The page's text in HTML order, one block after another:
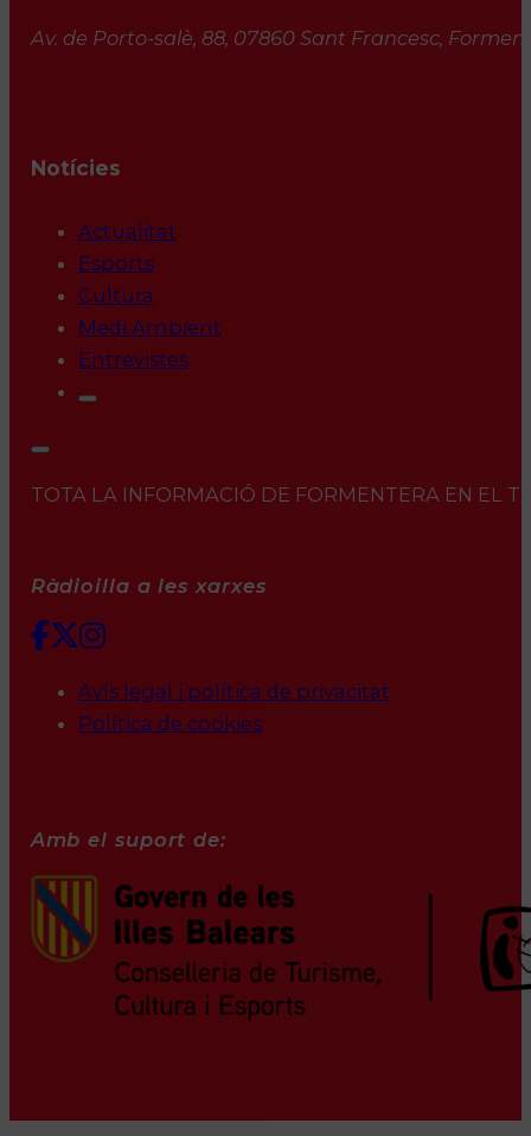
Av. de Porto-salè, 88, 07860 Sant Francesc,
Notícies
Actualitat
Esports
Cultura
Medi Ambient
Entrevistes
TOTA LA INFORMACIÓ DE FORMENTERA EN EL
Ràdioilla a les xarxes
Avís legal i política de privacitat
Política de cookies
Amb el suport de: